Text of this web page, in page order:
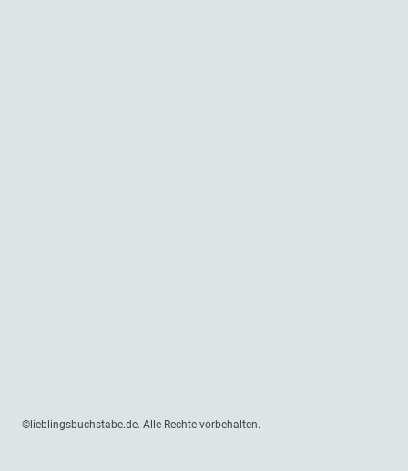
©lieblingsbuchstabe.de. Alle Rechte vorbehalten.